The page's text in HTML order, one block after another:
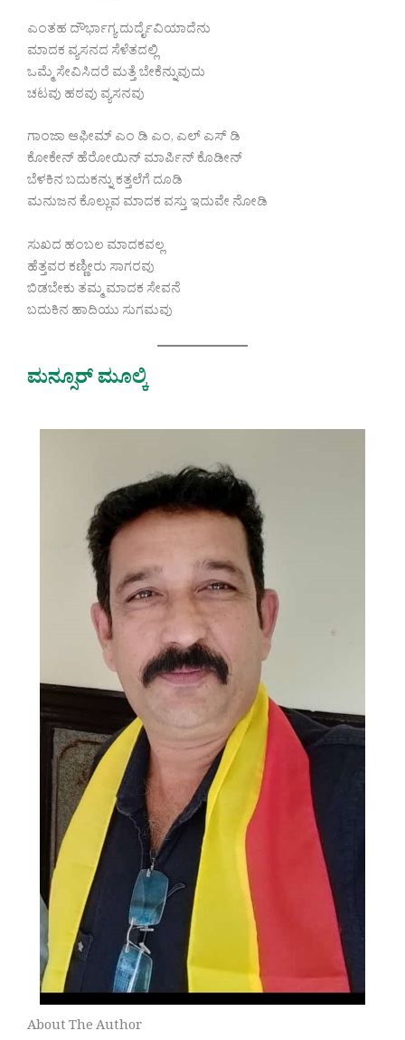
ಎಂತಹ ದೌರ್ಭಾಗ್ಯ ದುರ್ದೈವಿಯಾದೆನು
ಮಾದಕ ವ್ಯಸನದ ಸೆಳೆತದಲ್ಲಿ
ಒಮ್ಮೆ ಸೇವಿಸಿದರೆ ಮತ್ತೆ ಬೇಕೆನ್ನುವುದು
ಚಟವು ಹಠವು ವ್ಯಸನವು
ಗಾಂಜಾ ಆಫೀಮ್ ಎಂ ಡಿ ಎಂ, ಎಲ್ ಎಸ್ ಡಿ
ಕೋಕೇನ್ ಹೆರೋಯಿನ್ ಮಾರ್ಪಿನ್ ಕೊಡೀನ್
ಬೆಳಕಿನ ಬದುಕನ್ನು ಕತ್ತಲೆಗೆ ದೂಡಿ
ಮನುಜನ ಕೊಲ್ಲುವ ಮಾದಕ ವಸ್ತು ಇದುವೇ ನೋಡಿ
ಸುಖದ ಹಂಬಲ ಮಾದಕವಲ್ಲ
ಹೆತ್ತವರ ಕಣ್ಣೀರು ಸಾಗರವು
ಬಿಡಬೇಕು ತಮ್ಮ ಮಾದಕ ಸೇವನೆ
ಬದುಕಿನ ಹಾದಿಯು ಸುಗಮವು
ಮನ್ಸೂರ್ ಮೂಲ್ಕಿ
About The Author